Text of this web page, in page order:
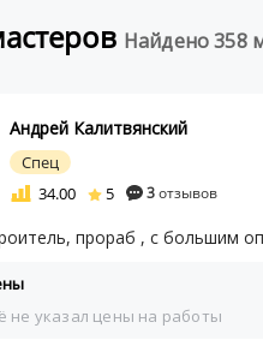
Найдено 358
Андрей Калитвянский
Спец
34.00
5 3отзывов
прораб , с большим
не указал цены на работы